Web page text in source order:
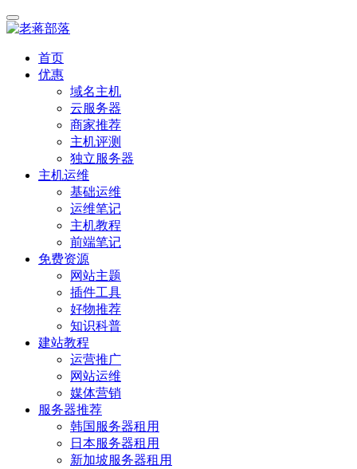
首页
优惠
域名主机
云服务器
商家推荐
主机评测
独立服务器
主机运维
基础运维
运维笔记
主机教程
前端笔记
免费资源
网站主题
插件工具
好物推荐
知识科普
建站教程
运营推广
网站运维
媒体营销
服务器推荐
韩国服务器租用
日本服务器租用
新加坡服务器租用